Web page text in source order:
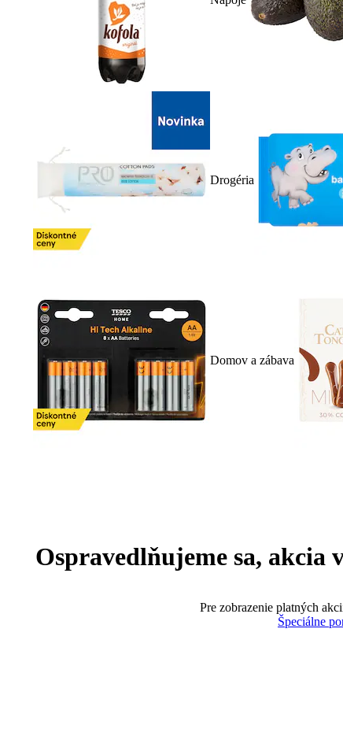
Drogéria
Domov a zábava
Ospravedlňujeme sa,
Pre zobrazenie platných
Špeciálne